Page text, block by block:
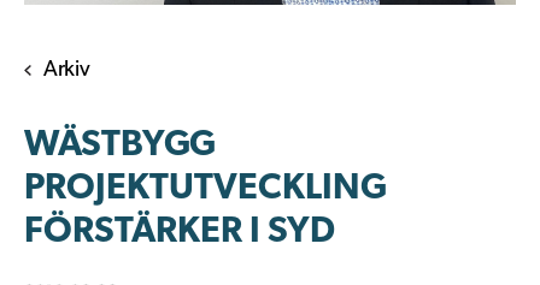
Arkiv
WÄSTBYGG
PROJEKTUTVECKLING
FÖRSTÄRKER I SYD